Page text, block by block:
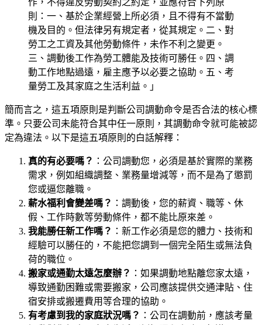
則：一、基於企業經營上所必須，且不得有不當動
機及目的。但法律另有規定者，從其規定。二、對
勞工之工資及其他勞動條件，未作不利之變更。
三、調動後工作為勞工體能及技術可勝任。四、調
動工作地點過遠，雇主應予以必要之協助。五、考
量勞工及其家庭之生活利益。」
簡而言之，這五項原則是判斷公司調動命令是否合法的核心標
準。只要公司未能符合其中任一原則，其調動命令就可能被認
定為違法。以下是這五項原則的白話解釋：
真的有必要嗎？ ：公司調動您，必須是基於實際的業務
需求，例如組織調整、業務量增減等，而不是為了懲罰
您或逼您離職。
薪水福利會變差嗎？ ：調動後，您的薪資、職等、休
假、工作時數等勞動條件，都不能比原來差。
我能勝任新工作嗎？ ：新工作必須是您的體力、技術和
經驗可以勝任的，不能把您調到一個完全陌生或無法負
荷的職位。
搬家或通勤太遠怎麼辦？ ：如果調動地點離您家太遠，
導致通勤困難或需要搬家，公司應該提供交通津貼、住
宿安排或搬遷費用等合理的協助。
有考慮到我的家庭狀況嗎？ ：公司在調動前，應該考量